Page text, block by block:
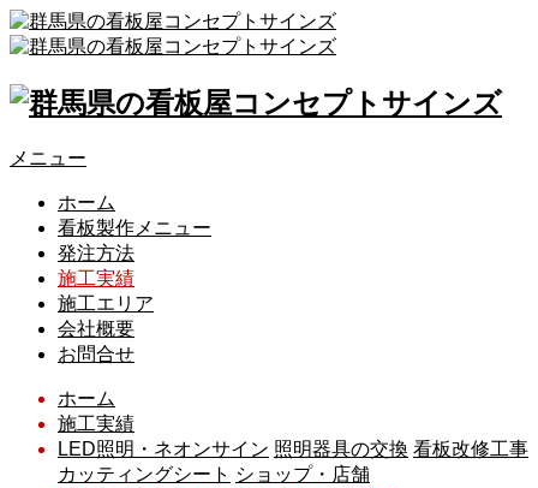
メニュー
ホーム
看板製作メニュー
発注方法
施工実績
施工エリア
会社概要
お問合せ
ホーム
施工実績
LED照明・ネオンサイン 照明器具の交換 看板改修工事
カッティングシート ショップ・店舗